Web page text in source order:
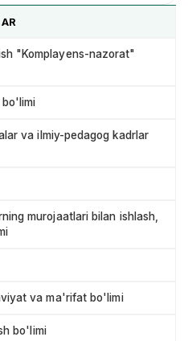
"Komplayens-nazorat"
va ilmiy-pedagog kadrlar
murojaatlari bilan ishlash,
va ma'rifat bo'limi
bo'limi